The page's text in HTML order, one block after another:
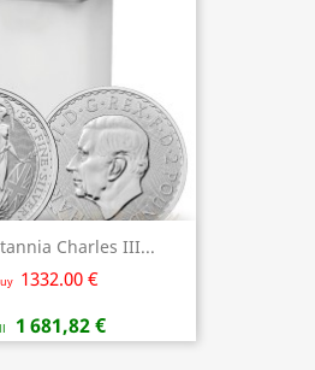
Charles III...
1332.00 €
1 681,82 €